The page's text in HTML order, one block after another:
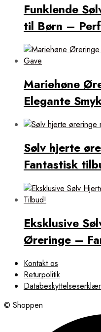
Funklende
til Børn –
Mariehøne
Elegante
Sølv hjerte
Fantastisk
Eksklusive
Øreringe –
Kontakt os
Returpolitik
© Shoppen